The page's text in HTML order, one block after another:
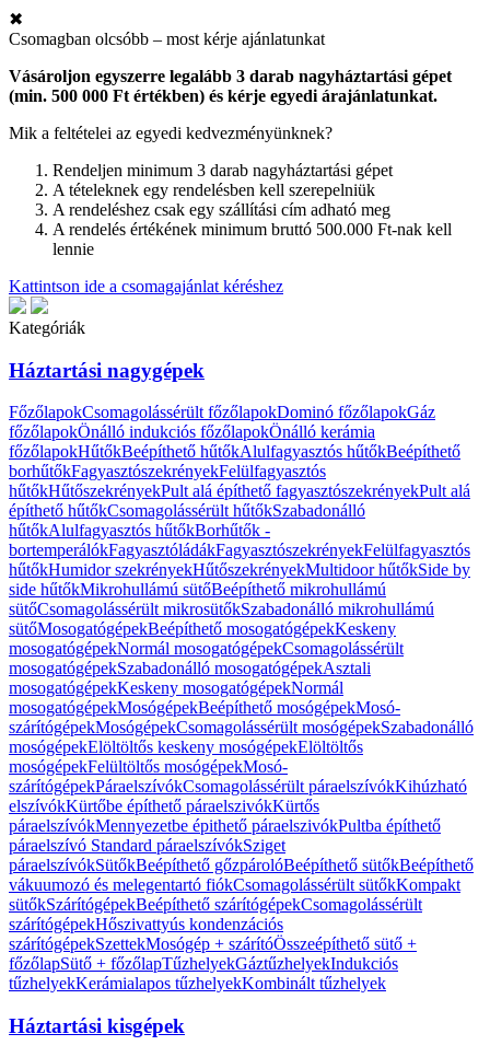
✖
Csomagban olcsóbb – most kérje ajánlatunkat
Vásároljon egyszerre legalább 3 darab nagyháztartási gépet
(min. 500 000 Ft értékben) és kérje egyedi árajánlatunkat.
Mik a feltételei az egyedi kedvezményünknek?
Rendeljen minimum 3 darab nagyháztartási gépet
A tételeknek egy rendelésben kell szerepelniük
A rendeléshez csak egy szállítási cím adható meg
A rendelés értékének minimum bruttó 500.000 Ft-nak kell
lennie
Kattintson ide a csomagajánlat kéréshez
Kategóriák
Háztartási nagygépek
FőzőlapokCsomagolássérült főzőlapokDominó főzőlapokGáz
főzőlapokÖnálló indukciós főzőlapokÖnálló kerámia
főzőlapokHűtőkBeépíthető hűtőkAlulfagyasztós hűtőkBeépíthető
borhűtőkFagyasztószekrényekFelülfagyasztós
hűtőkHűtőszekrényekPult alá építhető fagyasztószekrényekPult alá
építhető hűtőkCsomagolássérült hűtőkSzabadonálló
hűtőkAlulfagyasztós hűtőkBorhűtők -
bortemperálókFagyasztóládákFagyasztószekrényekFelülfagyasztós
hűtőkHumidor szekrényekHűtőszekrényekMultidoor hűtőkSide by
side hűtőkMikrohullámú sütőBeépíthető mikrohullámú
sütőCsomagolássérült mikrosütőkSzabadonálló mikrohullámú
sütőMosogatógépekBeépíthető mosogatógépekKeskeny
mosogatógépekNormál mosogatógépekCsomagolássérült
mosogatógépekSzabadonálló mosogatógépekAsztali
mosogatógépekKeskeny mosogatógépekNormál
mosogatógépekMosógépekBeépíthető mosógépekMosó-
szárítógépekMosógépekCsomagolássérült mosógépekSzabadonálló
mosógépekElöltöltős keskeny mosógépekElöltöltős
mosógépekFelültöltős mosógépekMosó-
szárítógépekPáraelszívókCsomagolássérült páraelszívókKihúzható
elszívókKürtőbe építhető páraelszivókKürtős
páraelszívókMennyezetbe épithető páraelszivókPultba építhető
páraelszívó Standard páraelszívókSziget
páraelszívókSütőkBeépíthető gőzpárolóBeépíthető sütőkBeépíthető
vákuumozó és melegentartó fiókCsomagolássérült sütőkKompakt
sütőkSzárítógépekBeépíthető szárítógépekCsomagolássérült
szárítógépekHőszivattyús kondenzációs
szárítógépekSzettekMosógép + szárítóÖsszeépíthető sütő +
főzőlapSütő + főzőlapTűzhelyekGáztűzhelyekIndukciós
tűzhelyekKerámialapos tűzhelyekKombinált tűzhelyek
Háztartási kisgépek